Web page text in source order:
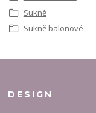
Sukně
Sukně balonové
DESIGN